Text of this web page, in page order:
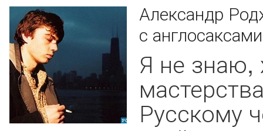
Александр
с англосаксами
Я не знаю,
Русскому